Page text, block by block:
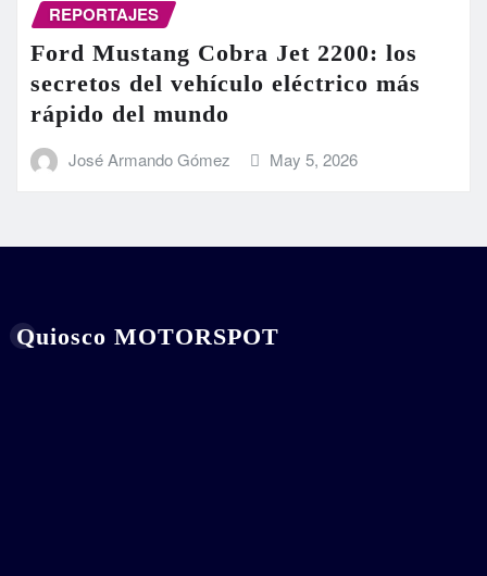
REPORTAJES
Ford Mustang Cobra Jet 2200: los
secretos del vehículo eléctrico más
rápido del mundo
José Armando Gómez May 5, 2026
Quiosco MOTORSPOT